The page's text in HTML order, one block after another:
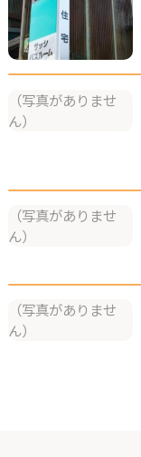
（写真がありませ
ん）
（写真がありませ
ん）
（写真がありませ
ん）